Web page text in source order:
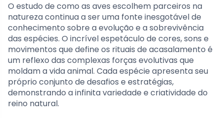
O estudo de como as aves escolhem parceiros na
natureza continua a ser uma fonte inesgotável de
conhecimento sobre a evolução e a sobrevivência
das espécies. O incrível espetáculo de cores, sons e
movimentos que define os rituais de acasalamento é
um reflexo das complexas forças evolutivas que
moldam a vida animal. Cada espécie apresenta seu
próprio conjunto de desafios e estratégias,
demonstrando a infinita variedade e criatividade do
reino natural.